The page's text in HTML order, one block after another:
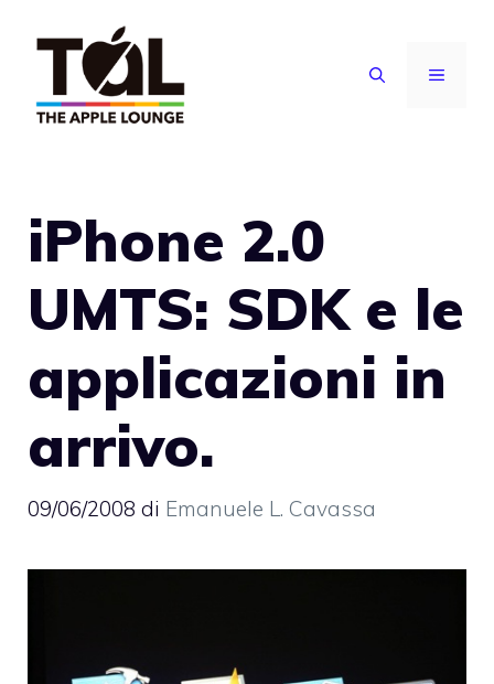
contenuto
MENU
iPhone 2.0
UMTS: SDK e le
applicazioni in
arrivo.
09/06/2008 di Emanuele L. Cavassa